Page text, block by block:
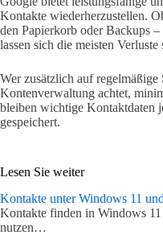
Kontakte wiederherzustellen.
den Papierkorb oder Backups
lassen sich die meisten Verluste
Wer zusätzlich auf regelmäßige
Kontenverwaltung achtet,
bleiben wichtige Kontaktdaten
gespeichert.
Lesen Sie weiter
Kontakte unter Windows 11
Kontakte finden in Windows
nutzen…